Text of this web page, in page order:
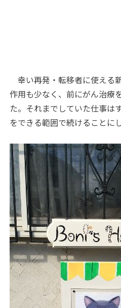
幸い再発・転移者に使える
作用も少なく、前にがん治療
た。それまでしていた仕事は
をできる範囲で続けることに